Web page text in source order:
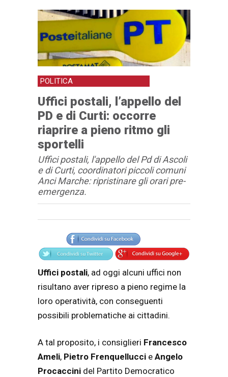
POLITICA
Uffici postali, l’appello del
PD e di Curti: occorre
riaprire a pieno ritmo gli
sportelli
Uffici postali, l'appello del Pd di Ascoli
e di Curti, coordinatori piccoli comuni
Anci Marche: ripristinare gli orari pre-
emergenza.
Articolo
Testo articolo principale
Uffici postali, ad oggi alcuni uffici non
risultano aver ripreso a pieno regime la
loro operatività, con conseguenti
possibili problematiche ai cittadini.
A tal proposito, i consiglieri Francesco
Ameli, Pietro Frenquellucci e Angelo
Procaccini del Partito Democratico